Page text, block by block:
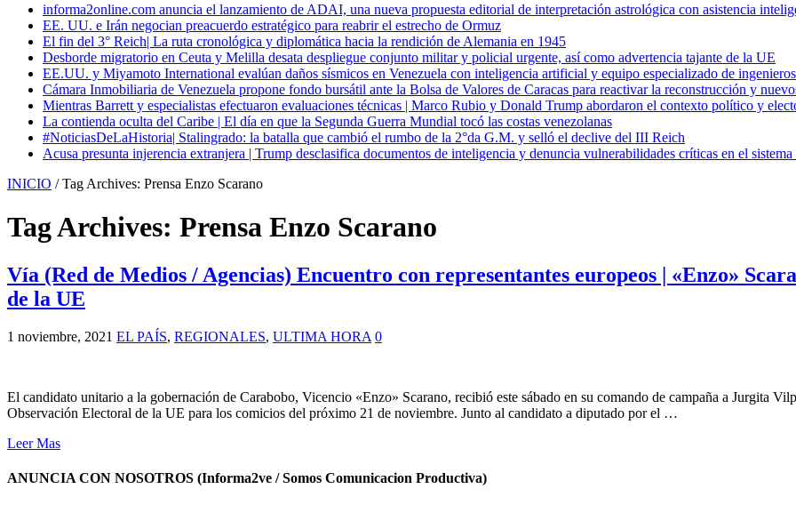
informa2online.com anuncia el lanzamiento de ADAI, una nueva propuesta editorial de interpretación astrológica con asistencia
EE. UU. e Irán negocian preacuerdo estratégico para reabrir el estrecho de Ormuz
El fin del 3° Reich| La ruta cronológica y diplomática hacia la rendición de Alemania en 1945
Desborde migratorio en Ceuta y Melilla desata despliegue conjunto militar y policial urgente, así como advertencia tajante de la UE
EE.UU. y Miyamoto International evalúan daños sísmicos en Venezuela con inteligencia artificial y equipo especializado de ingenieros
Cámara Inmobiliaria de Venezuela propone fondo bursátil ante la Bolsa de Valores de Caracas para reactivar la reconstrucción y
Mientras Barrett y especialistas efectuaron evaluaciones técnicas | Marco Rubio y Donald Trump abordaron el contexto político y
La contienda oculta del Caribe | El día en que la Segunda Guerra Mundial tocó las costas venezolanas
#NoticiasDeLaHistoria| Stalingrado: la batalla que cambió el rumbo de la 2°da G.M. y selló el declive del III Reich
Acusa presunta injerencia extranjera | Trump desclasifica documentos de inteligencia y denuncia vulnerabilidades críticas en el
INICIO / Tag Archives: Prensa Enzo Scarano
Tag Archives: Prensa Enzo Scarano
Vía (Red de Medios / Agencias) Encuentro con representantes europeos | «Enzo»
de la UE
1 noviembre, 2021 EL PAÍS, REGIONALES, ULTIMA HORA 0
El candidato unitario a la gobernación de Carabobo, Vicencio «Enzo» Scarano, recibió este sábado en su comando de campaña a Jurgita
Observación Electoral de la UE para los comicios del próximo 21 de noviembre. Junto al candidato a diputado por el …
Leer Mas
ANUNCIA CON NOSOTROS (Informa2ve / Somos Comunicacion Productiva)